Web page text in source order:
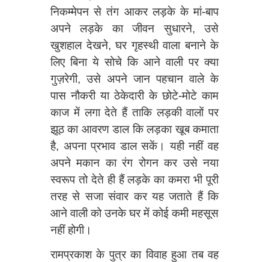
निकम्मेपन से तंग आकर लड़के के मां-बाप
अपने लड़के का जीवन सुधारने, उसे
खुशहाल देखने, घर गृहस्थी वाला बनाने के
लिए बिना ये सोचे कि आने वाली पर क्या
गुज़रेगी, उसे अपने जान पहचान वाले के
पास नौकरी या ठेकेदारी के छोटे-मोटे काम
काज में लगा देते हैं ताकि लड़की वालों पर
झूठ का आवरण डाल कि लड़का खूब कमाता
है, अपना प्रभाव डाल सकें। यही नहीं वह
अपने मकान का रंग रोगन कर उसे नया
स्वरूप तो देते ही हैं लड़के का कमरा भी पूरी
तरह से सजा संवार कर यह जताते हैं कि
आने वाली को उनके घर में कोई कमी महसूस
नहीं होगी।
रामप्रकाश के पुत्र का विवाह हुआ तब वह